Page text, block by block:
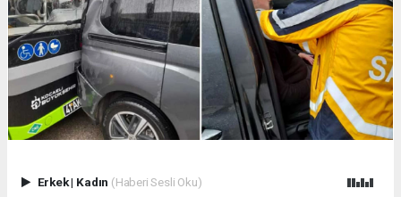
Erkek| Kadın (Haberi Sesli Oku)